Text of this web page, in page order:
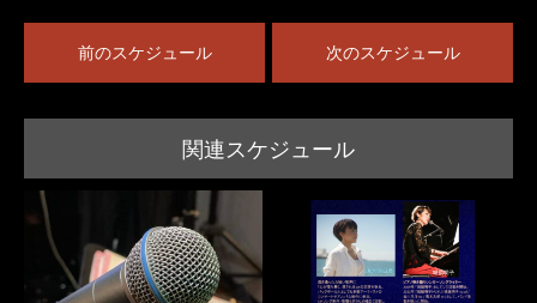
前のスケジュール 次のスケジュール
関連スケジュール